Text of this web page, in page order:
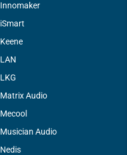
Innomaker
iSmart
Keene
LAN
LKG
Matrix Audio
Mecool
Musician Audio
Nedis